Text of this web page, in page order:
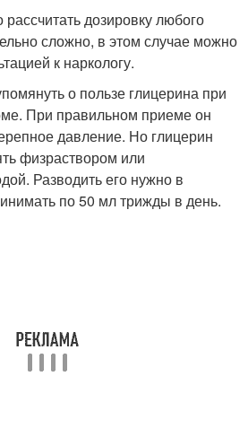
дозировку любого
сложно, в этом случае можно
к наркологу.
о пользе глицерина при
При правильном приеме он
давление. Но глицерин
физраствором или
Разводить его нужно в
по 50 мл трижды в день.